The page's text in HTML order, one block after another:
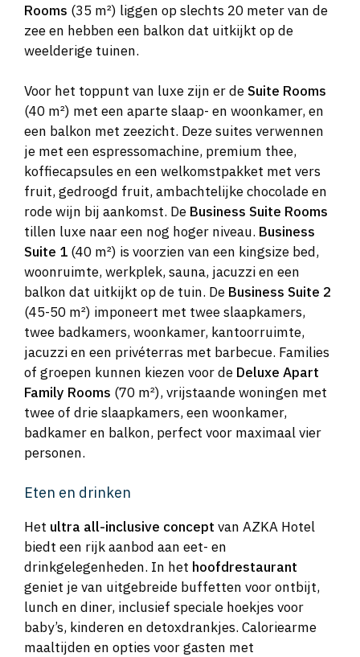
Rooms (35 m²) liggen op slechts 20 meter van de
zee en hebben een balkon dat uitkijkt op de
weelderige tuinen.
Voor het toppunt van luxe zijn er deSuite Rooms
(40 m²) met een aparte slaap- en woonkamer, en
een balkon met zeezicht. Deze suites verwennen
je met een espressomachine, premium thee,
koffiecapsules en een welkomstpakket met vers
fruit, gedroogd fruit, ambachtelijke chocolade en
rode wijn bij aankomst. De Business Suite Rooms
tillen luxe naar een nog hoger niveau. Business
Suite 1 (40 m²) is voorzien van een kingsize bed,
woonruimte, werkplek, sauna, jacuzzi en een
balkon dat uitkijkt op de tuin. De Business Suite 2
(45-50 m²) imponeert met twee slaapkamers,
twee badkamers, woonkamer, kantoorruimte,
jacuzzi en een privéterras met barbecue. Families
of groepen kunnen kiezen voor de Deluxe Apart
Family Rooms (70 m²), vrijstaande woningen met
twee of drie slaapkamers, een woonkamer,
badkamer en balkon, perfect voor maximaal vier
personen.
Eten en drinken
Het ultra all-inclusive concept van AZKA Hotel
biedt een rijk aanbod aan eet- en
drinkgelegenheden. In het hoofdrestaurant
geniet je van uitgebreide buffetten voor ontbijt,
lunch en diner, inclusief speciale hoekjes voor
baby’s, kinderen en detoxdrankjes. Caloriearme
maaltijden en opties voor gasten met